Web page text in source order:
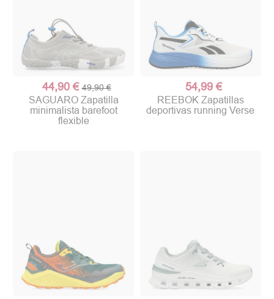
44,90 € 49,90 €
SAGUARO Zapatilla
minimalista barefoot
flexible
54,99 €
REEBOK Zapatillas
deportivas running Verse